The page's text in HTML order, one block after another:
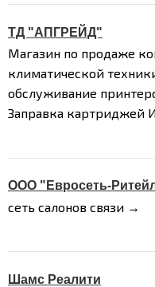
ТД "АПГРЕЙД"
Магазин по продаже
климатической
обслуживание
Заправка картриджей
ООО "Евросеть-
сеть салонов связи →
Шамс Реалити